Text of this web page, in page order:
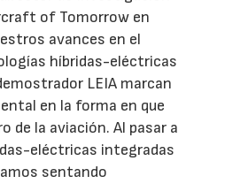
of Tomorrow en
avances en el
híbridas-eléctricas
LEIA marcan
en la forma en que
de la aviación. Al pasar a
eléctricas integradas
sentando